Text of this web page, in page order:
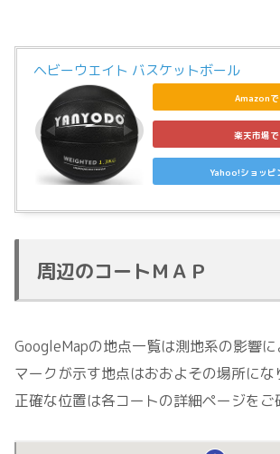
ヘビーウエイト バスケットボール
Amazonで
楽天市場
Yahoo!ショッピ
周辺のコートＭＡＰ
GoogleMapの地点一覧は測地系の影響
マークが示す地点はおおよその場所にな
正確な位置は各コートの詳細ページをご